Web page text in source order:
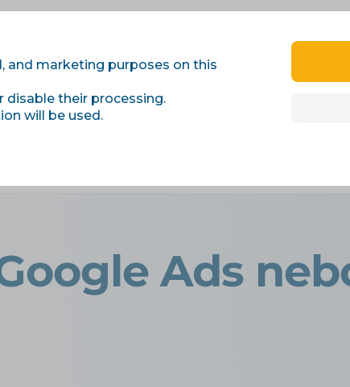
Price list References
Ads
and marketing purposes on this
disable their processing.
will be used.